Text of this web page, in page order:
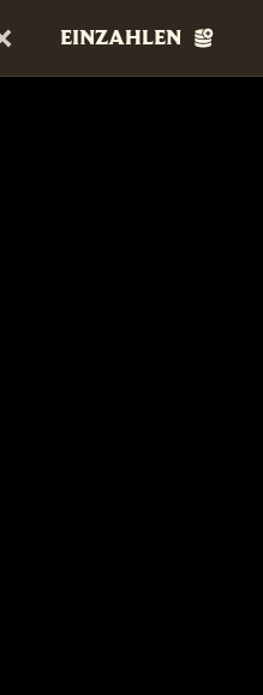
EINZAHLEN